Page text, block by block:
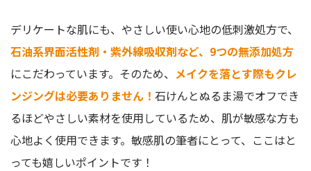
デリケートな肌にも、やさしい使い心地の低刺激処方で、
石油系界面活性剤・紫外線吸収剤など、9つの無添加処方
にこだわっています。そのため、 メイクを落とす際もクレ
ンジングは必要ありません！ 石けんとぬるま湯でオフでき
るほどやさしい素材を使用しているため、肌が敏感な方も
心地よく使用できます。敏感肌の筆者にとって、ここはと
っても嬉しいポイントです！